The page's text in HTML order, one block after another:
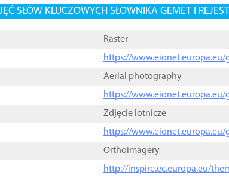
SŁÓW KLUCZOWYCH SŁOWNIKA GEMET I
Raster
https://www.eionet.europa.eu/
Aerial photography
https://www.eionet.europa.eu/
Zdjęcie lotnicze
https://www.eionet.europa.eu/
Orthoimagery
http://inspire.ec.europa.eu/